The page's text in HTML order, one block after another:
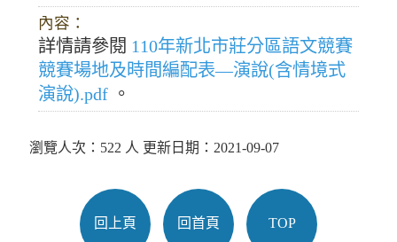
內容：
詳情請參閱 110年新北市莊分區語文競賽
競賽場地及時間編配表—演說(含情境式
演說).pdf 。
瀏覽人次：522 人 更新日期：2021-09-07
回上頁 回首頁 TOP